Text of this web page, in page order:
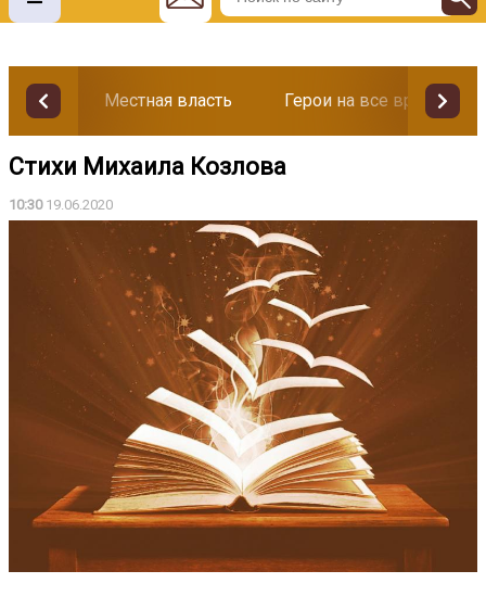
Местная власть Герои на все времена
Стихи Михаила Козлова
10:3019.06.2020